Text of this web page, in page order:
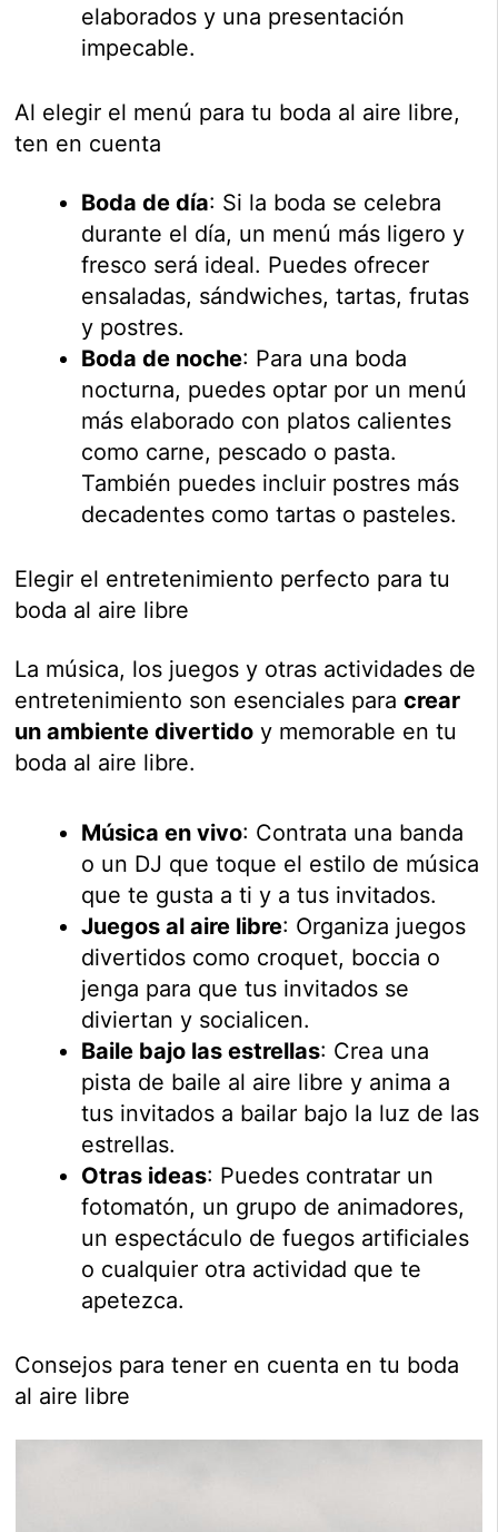
elaborados y una presentación
impecable.
Al elegir el menú para tu boda al aire libre,
ten en cuenta
Boda de día: Si la boda se celebra
durante el día, un menú más ligero y
fresco será ideal. Puedes ofrecer
ensaladas, sándwiches, tartas, frutas
y postres.
Boda de noche: Para una boda
nocturna, puedes optar por un menú
más elaborado con platos calientes
como carne, pescado o pasta.
También puedes incluir postres más
decadentes como tartas o pasteles.
Elegir el entretenimiento perfecto para tu
boda al aire libre
La música, los juegos y otras actividades de
entretenimiento son esenciales paracrear
un ambiente divertido y memorable en tu
boda al aire libre.
Música en vivo: Contrata una banda
o un DJ que toque el estilo de música
que te gusta a ti y a tus invitados.
Juegos al aire libre: Organiza juegos
divertidos como croquet, boccia o
jenga para que tus invitados se
diviertan y socialicen.
Baile bajo las estrellas: Crea una
pista de baile al aire libre y anima a
tus invitados a bailar bajo la luz de las
estrellas.
Otras ideas: Puedes contratar un
fotomatón, un grupo de animadores,
un espectáculo de fuegos artificiales
o cualquier otra actividad que te
apetezca.
Consejos para tener en cuenta en tu boda
al aire libre